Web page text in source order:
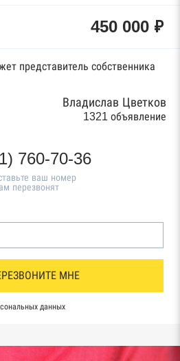
450 000 ₽
представитель собственника
Владислав Цветков
1321 объявление
760-70-36
ваш номер
перезвонят
МНЕ
данных